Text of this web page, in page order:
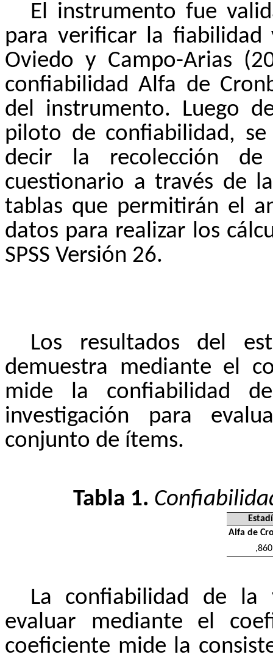
El instrumento fue
para verificar la fiabilidad
Oviedo y Campo-Arias
confiabilidad Alfa de
del instrumento. Luego
piloto de confiabilidad,
decir la recolección
cuestionario a través de
tablas que permitirán el
datos para realizar los
SPSS Versión 26.
Los resultados del
demuestra mediante el
mide la confiabilidad
investigación para
conjunto de ítems.
Tabla 1.
Alfa de
,860
La confiabilidad de la
evaluar mediante el
coeficiente mide la